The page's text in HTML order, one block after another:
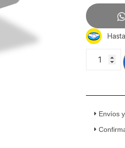
Para
De
Plataforma
Envíos